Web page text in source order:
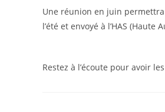
Une réunion en juin
l’été et envoyé à l’HAS
Restez à l’écoute pour avoir